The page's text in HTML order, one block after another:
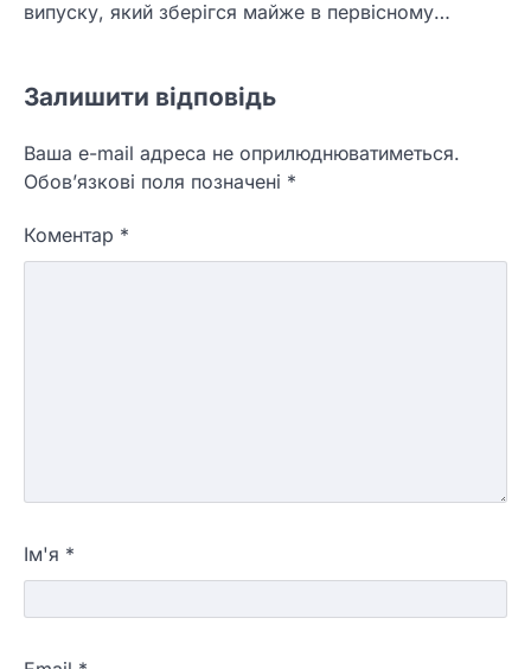
випуску, який зберігся майже в первісному…
Залишити відповідь
Ваша e-mail адреса не оприлюднюватиметься.
Обов’язкові поля позначені *
Коментар *
Ім'я *